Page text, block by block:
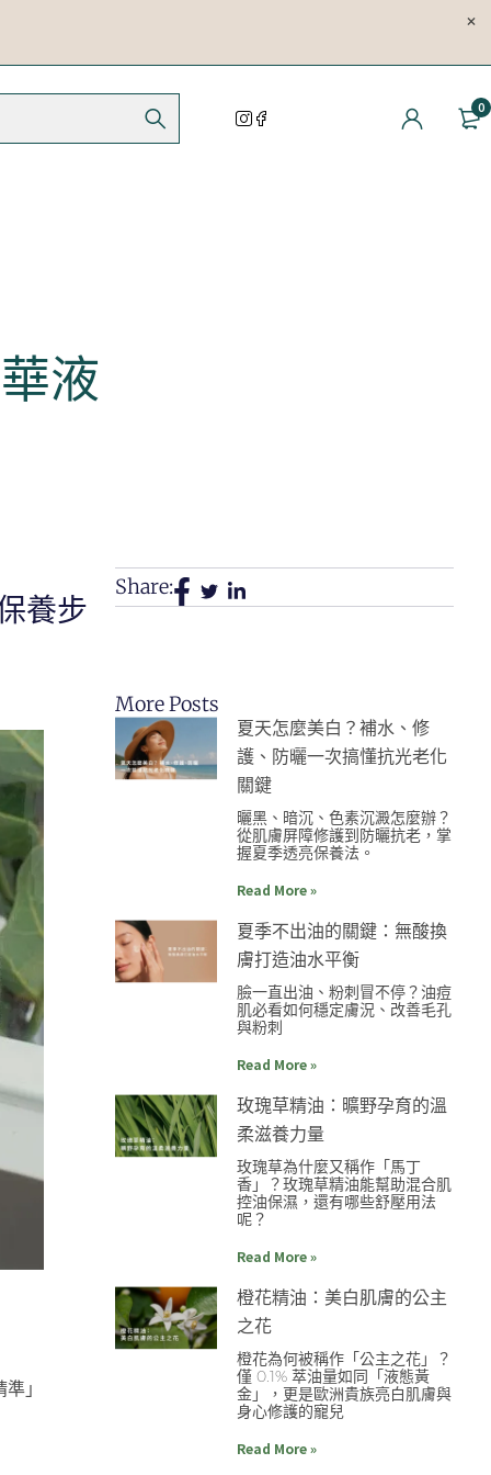
0
液
養步
」
Share:
More Posts
夏天怎麼美白？補水、修
護、防曬一次搞懂抗光老化
關鍵
曬黑、暗沉、色素沉澱怎麼辦？
從肌膚屏障修護到防曬抗老，掌
握夏季透亮保養法。
Read More »
夏季不出油的關鍵：無酸換
膚打造油水平衡
臉一直出油、粉刺冒不停？油痘
肌必看如何穩定膚況、改善毛孔
與粉刺
Read More »
玫瑰草精油：曠野孕育的溫
柔滋養力量
玫瑰草為什麼又稱作「馬丁
香」？玫瑰草精油能幫助混合肌
控油保濕，還有哪些舒壓用法
呢？
Read More »
橙花精油：美白肌膚的公主
之花
橙花為何被稱作「公主之花」？
僅 0.1% 萃油量如同「液態黃
金」，更是歐洲貴族亮白肌膚與
身心修護的寵兒
Read More »